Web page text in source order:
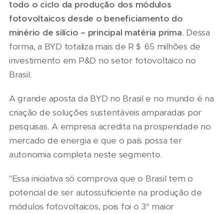
todo o ciclo da produção dos módulos
fotovoltaicos desde o beneficiamento do
minério de silício – principal matéria prima. Dessa
forma, a BYD totaliza mais de R＄ 65 milhões de
investimento em P&D no setor fotovoltaico no
Brasil.
A grande aposta da BYD no Brasil e no mundo é na
criação de soluções sustentáveis amparadas por
pesquisas. A empresa acredita na prosperidade no
mercado de energia e que o país possa ter
autonomia completa neste segmento.
"Essa iniciativa só comprova que o Brasil tem o
potencial de ser autossuficiente na produção de
módulos fotovoltaicos, pois foi o 3° maior